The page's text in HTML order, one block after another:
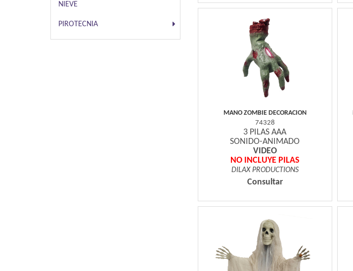
NIEVE
PIROTECNIA
MANO ZOMBIE DECORACION
74328
3 PILAS AAA
SONIDO-ANIMADO
VIDEO
NO INCLUYE PILAS
DILAX PRODUCTIONS
Consultar